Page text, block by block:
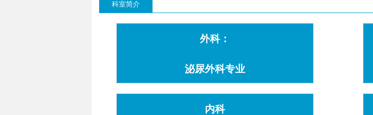
科室简介
外科：
泌尿外科专业
内科